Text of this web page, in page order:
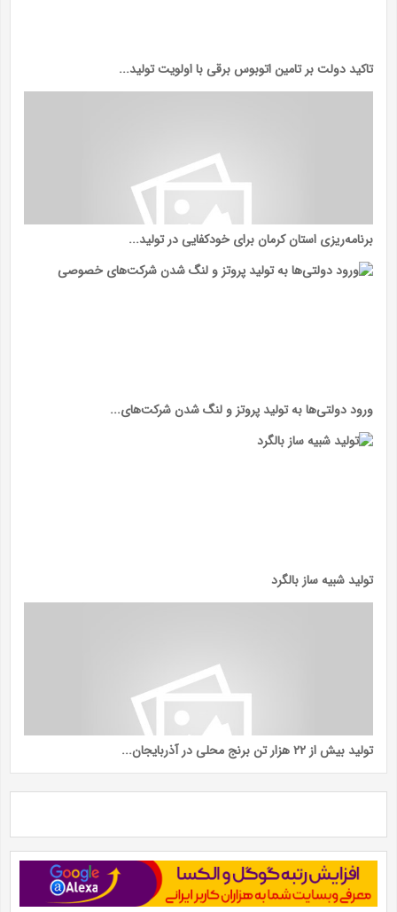
تاکید دولت بر تامین اتوبوس برقی با اولویت تولید...
برنامه‌ریزی استان کرمان برای خودکفایی در تولید...
ورود دولتی‌ها به تولید پروتز و لنگ شدن شرکت‌های...
تولید شبیه ساز بالگرد
تولید بیش از ۲۲ هزار تن برنج محلی در آذربایجان...